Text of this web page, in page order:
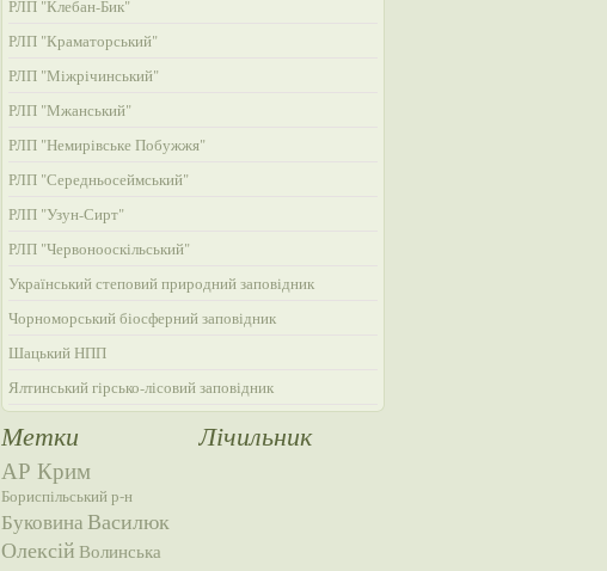
РЛП "Клебан-Бик"
РЛП "Краматорський"
РЛП "Міжрічинський"
РЛП "Мжанський"
РЛП "Немирівське Побужжя"
РЛП "Середньосеймський"
РЛП "Узун-Сирт"
РЛП "Червонооскільський"
Український степовий природний заповідник
Чорноморський біосферний заповідник
Шацький НПП
Ялтинський гірсько-лісовий заповідник
Метки
АР Крим
Бориспільський р-н
Буковина Василюк
Олексій Волинська
Лічильник